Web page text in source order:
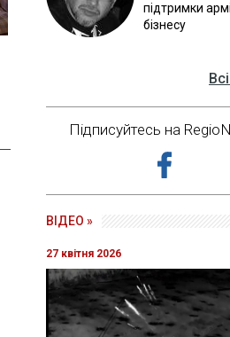
підтримки
бізнесу
Підписуйтесь на
ВІДЕО »
27 квітня 2026